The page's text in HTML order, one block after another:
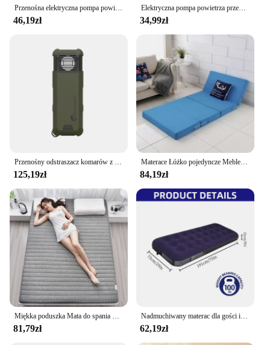
Przenośna elektryczna pompa powietrza Mini bezprzewodowa pompa szybkiego napełniania/opróżnienia powietrza z oświetleniem LED do ponton materaca na sofę
46,19zł
Elektryczna pompa powietrza przenośna bezprzewodowa sprężarka powietrza Inflator/pompy rozdmuchiwane do poduszek nadmuchiwanych łóżek powietrzne łódź nadmuchiwane koło
34,99zł
Przenośny odstraszacz komarów z akumulatorem, sprzęt wędkarski, wodoodporny, łapacz owadów, kemping, 9600 mAh, 2 cale 1, IP65
125,19zł
Materace Łóżko pojedyncze Meble Składany materac z pianki Memory do biura Przerwa na lunch Prosta mata Tatami Podkładka do jogi
84,19zł
81,79zł
Nadmuchiwany materac dla gości i domu, powierzchnia skupiająca i trwały PVC, szybkie pompowanie, łóżko dmuchane na kemping
62,19zł